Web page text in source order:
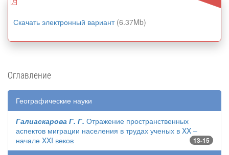
Скачать электронный вариант (6.37Mb)
Оглавление
Географические науки
Галиаскарова Г. Г. Отражение пространственных
аспектов миграции населения в трудах ученых в XX –
начале XXI веков
13-15